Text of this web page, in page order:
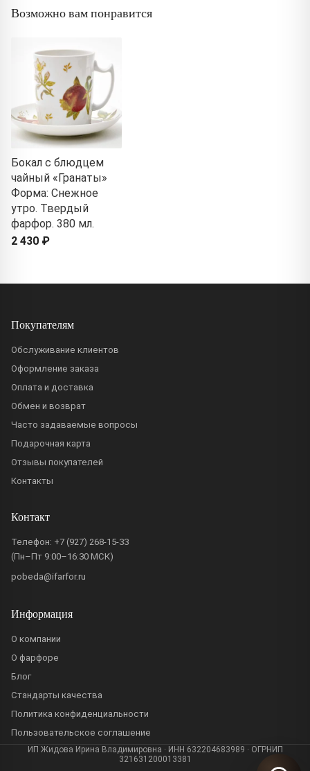
Возможно вам понравится
Бокал с блюдцем
чайный «Гранаты»
Форма: Снежное
утро. Твердый
фарфор. 380 мл.
2 430 ₽
Покупателям
Обслуживание клиентов
Оформление заказа
Оплата и доставка
Обмен и возврат
Часто задаваемые вопросы
Подарочная карта
Отзывы покупателей
Контакты
Контакт
Телефон: +7 (927) 268-15-33
(Пн–Пт 9:00–16:30 МСК)
pobeda@ifarfor.ru
Информация
О компании
О фарфоре
Блог
Стандарты качества
Политика конфиденциальности
Пользовательское соглашение
ИП Жидова Ирина Владимировна · ИНН 632204683989 · ОГРНИП
321631200013381